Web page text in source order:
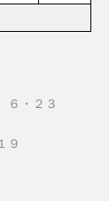
６・２３
９